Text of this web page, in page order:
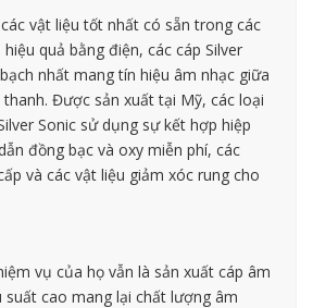
vật liệu tốt nhất có sẵn trong các
quả bằng điện, các cáp Silver
nhất mang tín hiệu âm nhạc giữa
Được sản xuất tại Mỹ, các loại
Sonic sử dụng sự kết hợp hiệp
đồng bạc và oxy miễn phí, các
và các vật liệu giảm xóc rung cho
vụ của họ vẫn là sản xuất cáp âm
suất cao mang lại chất lượng âm